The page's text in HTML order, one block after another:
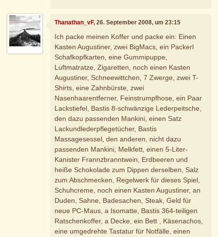
Thanathan_vF, 26. September 2008, um 23:15
Ich packe meinen Koffer und packe ein: Einen
Kasten Augustiner, zwei BigMacs, ein Packerl
Schafkopfkarten, eine Gummipuppe,
Luftmatratze, Zigaretten, noch einen Kasten
Augustiner, Schneewittchen, 7 Zwerge, zwei T-
Shirts, eine Zahnbürste, zwei
Nasenhaarentferner, Feinstrumpfhose, ein Paar
Lackstiefel, Bastis 8-schwänzige Lederpeitsche,
den dazu passenden Mankini, einen Satz
Lackundlederpflegetücher, Bastis
Massagesessel, den anderen, nicht dazu
passenden Mankini, Melkfett, einen 5-Liter-
Kanister Frannzbranntwein, Erdbeeren und
heiße Schokolade zum Dippen derselben, Salz
zum Abschmecken, Regelwerk für dieses Spiel,
Schuhcreme, noch einen Kasten Augustiner, an
Duden, Sahne, Badesachen, Steak, Geld für
neue PC-Maus, a Isomatte, Bastis 364-teiligen
Ratschenkoffer, a Decke, ein Bett , Käsenachos,
eine umgedrehte Tastatur für Notfälle, einen